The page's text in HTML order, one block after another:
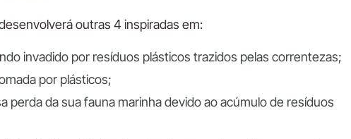
outras 4 inspiradas em:
invadido por resíduos plásticos trazidos pelas correntezas;
por plásticos;
perda da sua fauna marinha devido ao acúmulo de resíduos